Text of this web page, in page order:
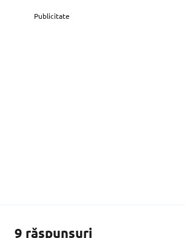
Publicitate
9 răspunsuri